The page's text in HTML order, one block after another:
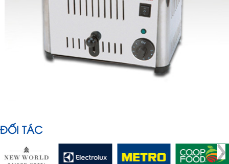
ĐỐI TÁC